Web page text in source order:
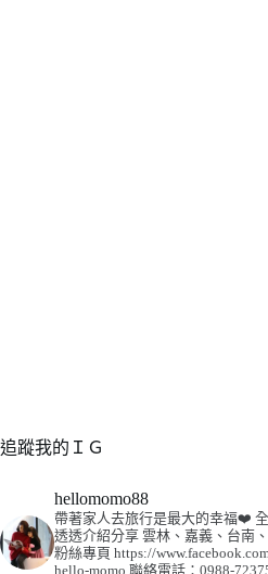
追蹤我的ＩＧ
hellomomo88
帶著家人去旅行是最大的幸福❤️
透透介紹分享 雲林、嘉義、台南
粉絲專頁 https://
hello-momo 聯絡電話：0988-